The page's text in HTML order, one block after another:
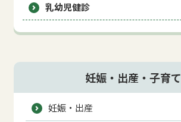
乳幼児健診
妊娠・出産・子育て
妊娠・出産